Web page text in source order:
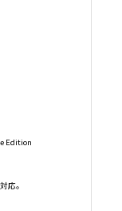
Edition
応。